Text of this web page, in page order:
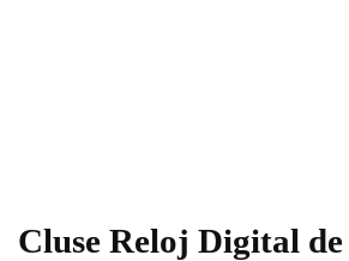
Cluse Reloj Digital